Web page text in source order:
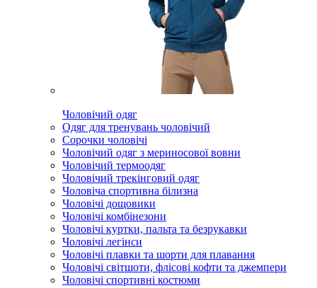
Чоловічий одяг
Одяг для тренувань чоловічий
Сорочки чоловічі
Чоловічий одяг з мериносової вовни
Чоловічий термоодяг
Чоловічий трекінговий одяг
Чоловіча спортивна білизна
Чоловічі дощовики
Чоловічі комбінезони
Чоловічі куртки, пальта та безрукавки
Чоловічі легінси
Чоловічі плавки та шорти для плавання
Чоловічі світшоти, флісові кофти та джемпери
Чоловічі спортивні костюми